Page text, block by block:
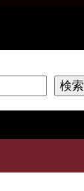
検索